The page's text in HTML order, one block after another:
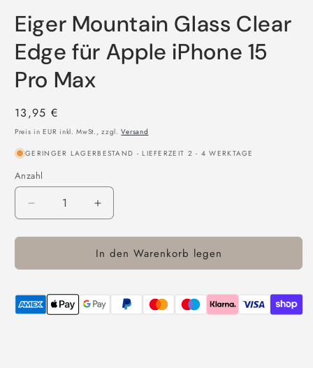
Eiger Mountain Glass Clear
Edge für Apple iPhone 15
Pro Max
Normaler
Preis
13,95 €
Preis in EUR inkl. MwSt., zzgl.Versand
GERINGER LAGERBESTAND - LIEFERZEIT 2 - 4 WERKTAGE
Anzahl
Anzahl
Verringere
die
Menge
Eiger
Glass
Clear
Erhöhe
die
Menge
für
Eiger
Glass
Clear
In den Warenkorb legen